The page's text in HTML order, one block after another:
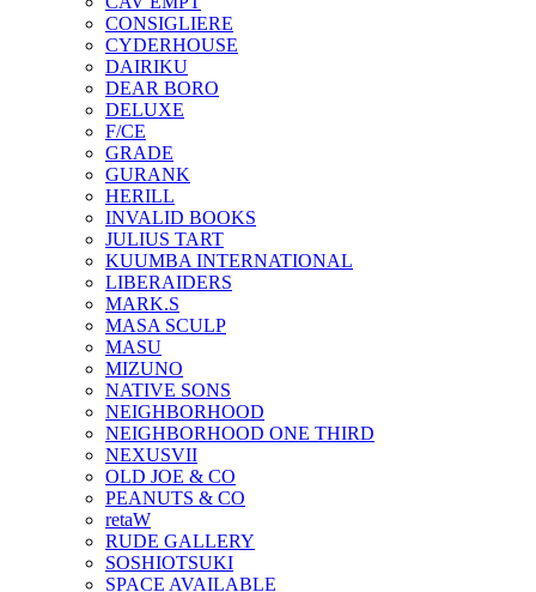
CONSIGLIERE
CYDERHOUSE
DAIRIKU
DEAR BORO
DELUXE
F/CE
GRADE
GURANK
HERILL
INVALID BOOKS
JULIUS TART
KUUMBA INTERNATIONAL
LIBERAIDERS
MARK.S
MASA SCULP
MASU
MIZUNO
NATIVE SONS
NEIGHBORHOOD
NEIGHBORHOOD ONE THIRD
NEXUSVII
OLD JOE & CO
PEANUTS & CO
retaW
RUDE GALLERY
SOSHIOTSUKI
SPACE AVAILABLE